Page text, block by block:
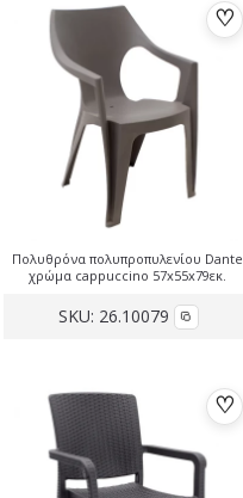
♡
SKU: 26.10079
Πολυθρόνα πολυπροπυλενίου Dante
χρώμα cappuccino 57x55x79εκ.
♡